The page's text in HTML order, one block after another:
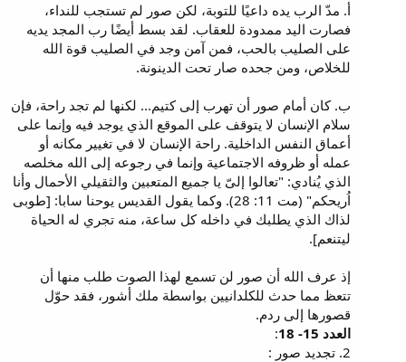
أ. مدّ الرب يده داعيًا للتوبة، لكن صور لم تستجب للنداء،
فصارت اليد ممدودة للعقاب. لقد بسط أيضًا رب المجد يديه
على الصليب بالحب، فمن آمن وجد في الصليب قوة الله
للخلاص، ومن جحده صار تحت الدينونة.
ب. كان أمام صور أن تهرب إلى كتيم... لكنها لم تجد راحة، فإن
سلام الإنسان لا يتوقف على الموقع الذي يوجد فيه وإنما على
أعماق النفس الداخلية. راحة الإنسان لا في تغيير مكانه أو
عمله أو ظروفه الاجتماعية وإنما في رجوعه إلى الله مخلصه
الذي يُنادي: "تعالوا إلىّ يا جميع المتعبين والثقيلي الأحمال وأنا
اُريحكم" (مت 11: 28). وكما يقول القديس يوحنا سابا: [طوبى
لذاك الذي يطلبك في داخله كل ساعة، منه تجري له الحياة
ليتنعم].
إذ عرف الله أن صور لن تسمع لهذا الصوت طلب منها أن
تتعظ مما حدث للكلدانيين بواسطة ملك أشور، فقد حوّل
قصورها إلى ردم.
العدد 15- 18
:
2. تجديد صور :